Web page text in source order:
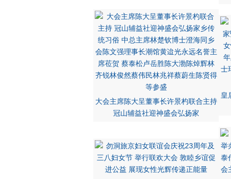
大会主席陈大呈董事长许景杓联合主持
冠山辅益社迎神盛会弘扬家
皇